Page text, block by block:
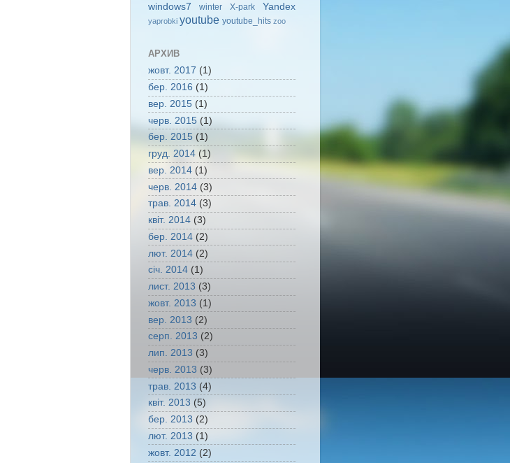
windows7 winter X-park Yandex
yaprobki youtube youtube_hits zoo
АРХИВ
жовт. 2017 (1)
бер. 2016 (1)
вер. 2015(1)
черв. 2015(1)
бер. 2015 (1)
груд. 2014(1)
вер. 2014(1)
черв. 2014(3)
трав. 2014(3)
квіт. 2014(3)
бер. 2014(2)
лют. 2014(2)
січ. 2014(1)
лист. 2013 (3)
жовт. 2013 (1)
вер. 2013 (2)
серп. 2013 (2)
лип. 2013 (3)
черв. 2013 (3)
трав. 2013 (4)
квіт. 2013 (5)
бер. 2013 (2)
лют. 2013 (1)
жовт. 2012 (2)